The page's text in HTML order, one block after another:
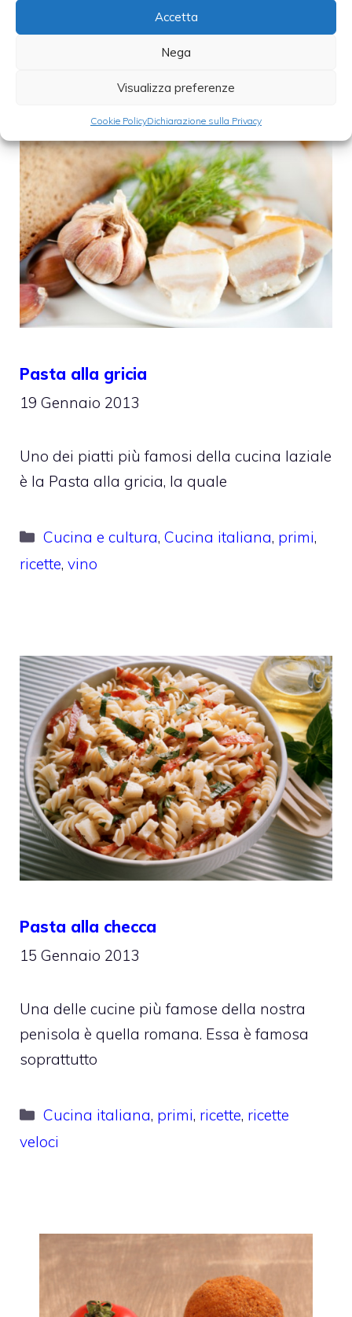
Accetta
Nega
Visualizza preferenze
Cookie PolicyDichiarazione sulla Privacy
,primi,
Pasta alla gricia
19 Gennaio 2013
Uno dei piatti più famosi della cucina laziale
è la Pasta alla gricia, la quale
Categorie
Cucina e cultura,Cucina italiana, primi,
ricette, vino
Pasta alla checca
15 Gennaio 2013
Una delle cucine più famose della nostra
penisola è quella romana. Essa è famosa
soprattutto
Categorie
Cucina italiana, primi, ricette, ricette
veloci